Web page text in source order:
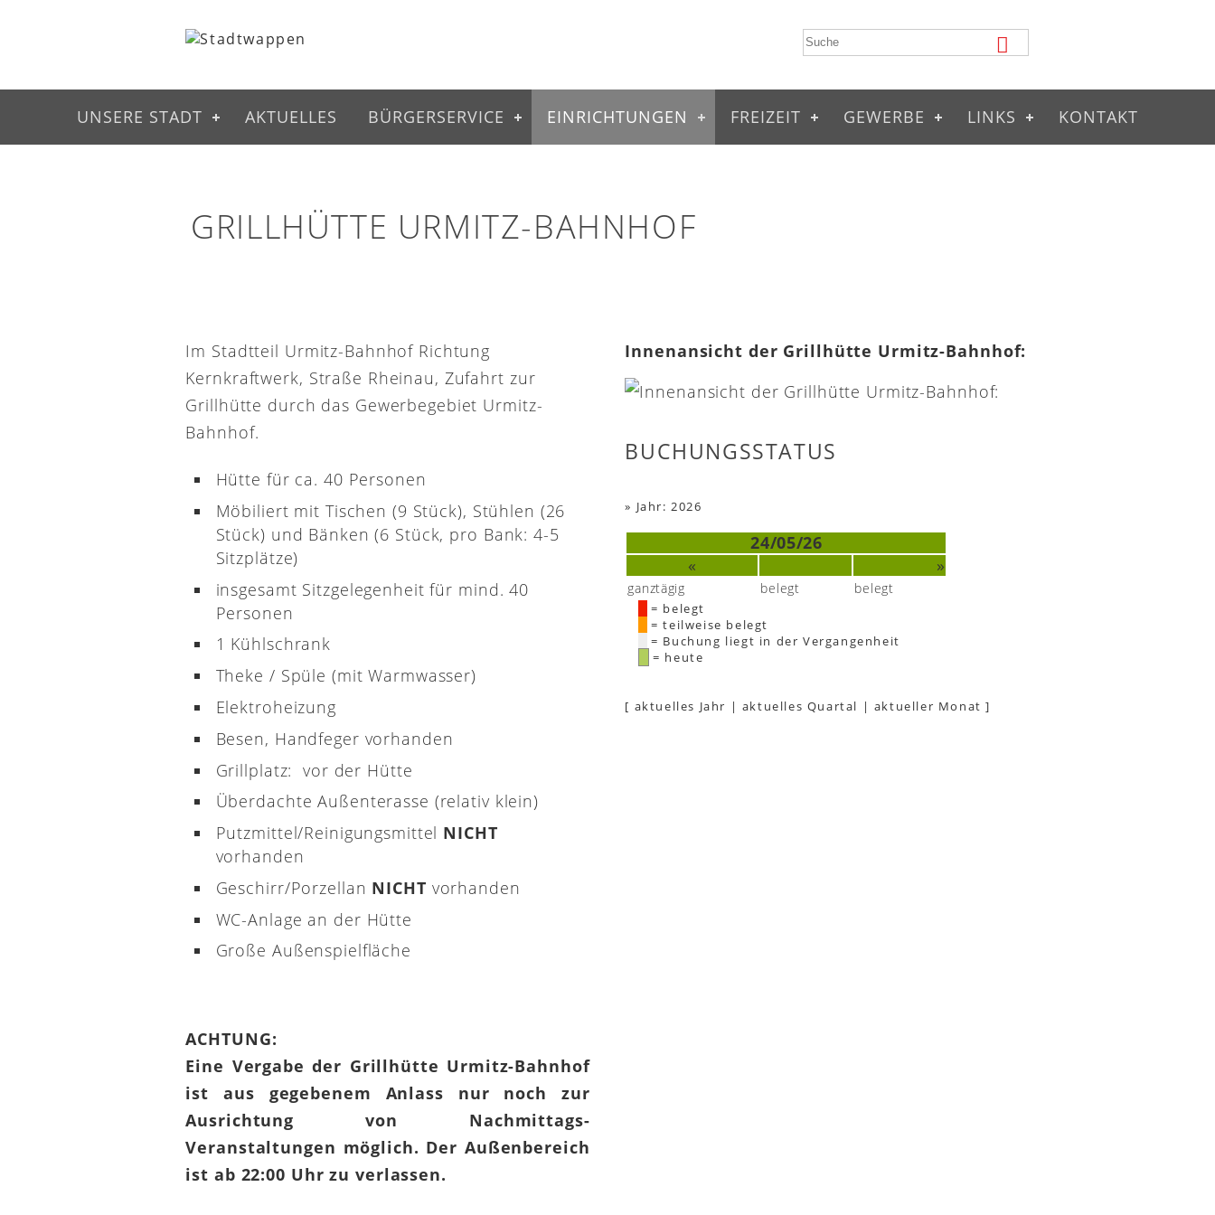
UNSERE STADT AKTUELLES BÜRGERSERVICE EINRICHTUNGEN FREIZEIT GEWERBE LINKS KONTAKT
GRILLHÜTTE URMITZ-BAHNHOF
Im Stadtteil Urmitz-Bahnhof Richtung
Kernkraftwerk, Straße Rheinau, Zufahrt zur
Grillhütte durch das Gewerbegebiet Urmitz-
Bahnhof.
Hütte für ca. 40 Personen
Möbiliert mit Tischen (9 Stück), Stühlen (26
Stück) und Bänken (6 Stück, pro Bank: 4-5
Sitzplätze)
insgesamt Sitzgelegenheit für mind. 40
Personen
1 Kühlschrank
Theke / Spüle (mit Warmwasser)
Elektroheizung
Besen, Handfeger vorhanden
Grillplatz: vor der Hütte
Überdachte Außenterasse (relativ klein)
Putzmittel/Reinigungsmittel NICHT
vorhanden
Geschirr/Porzellan NICHT vorhanden
WC-Anlage an der Hütte
Große Außenspielfläche
ACHTUNG:
Eine Vergabe der Grillhütte Urmitz-Bahnhof
ist aus gegebenem Anlass nur noch zur
Ausrichtung von Nachmittags-
Veranstaltungen möglich. Der Außenbereich
ist ab 22:00 Uhr zu verlassen.
Innenansicht der Grillhütte Urmitz-Bahnhof:
BUCHUNGSSTATUS
» Jahr: 2026
24/05/26
«
»
ganztägig belegt belegt
= belegt
= teilweise belegt
= Buchung liegt in der Vergangenheit
= heute
[ aktuelles Jahr | aktuelles Quartal | aktueller Monat ]